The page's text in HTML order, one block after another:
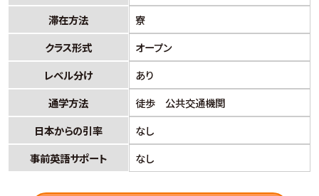
滞在方法
寮
クラス形式
オープン
レベル分け
あり
通学方法
徒歩 公共交通機関
日本からの引率
なし
事前英語サポート
なし